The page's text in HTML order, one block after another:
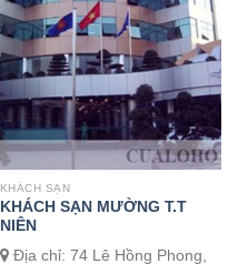
KHÁCH SẠN
KHÁCH SẠN MƯỜNG T.T
NIÊN
Địa chỉ: 74 Lê Hồng Phong,